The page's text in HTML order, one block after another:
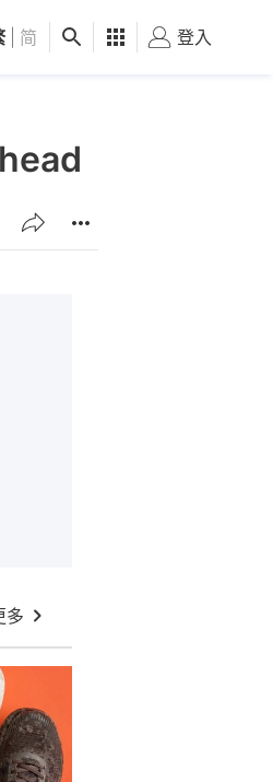
點 健康 好食玩飛
简 登入
多